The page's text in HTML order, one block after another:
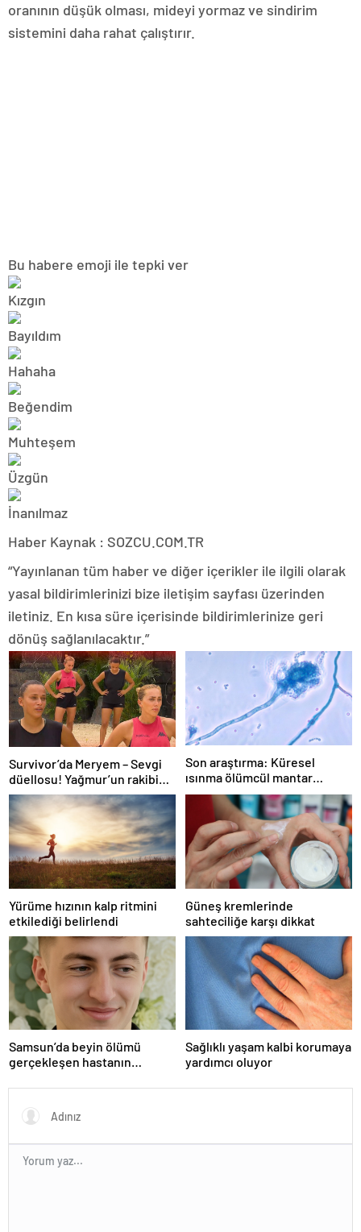
oranının düşük olması, mideyi yormaz ve sindirim
sistemini daha rahat çalıştırır.
Bu habere emoji ile tepki ver
Haber Kaynak : SOZCU.COM.TR
“Yayınlanan tüm haber ve diğer içerikler ile ilgili olarak
yasal bildirimlerinizi bize iletişim sayfası üzerinden
iletiniz. En kısa süre içerisinde bildirimlerinize geri
dönüş sağlanılacaktır.”
Survivor’da Meryem – Sevgi
düellosu! Yağmur’un rakibi
belli oldu
Son araştırma: Küresel
ısınma ölümcül mantar
hastalığını yayabilir
Yürüme hızının kalp ritmini
etkilediği belirlendi
Güneş kremlerinde
sahteciliğe karşı dikkat
Samsun’da beyin ölümü
gerçekleşen hastanın
Sağlıklı yaşam kalbi korumaya
yardımcı oluyor